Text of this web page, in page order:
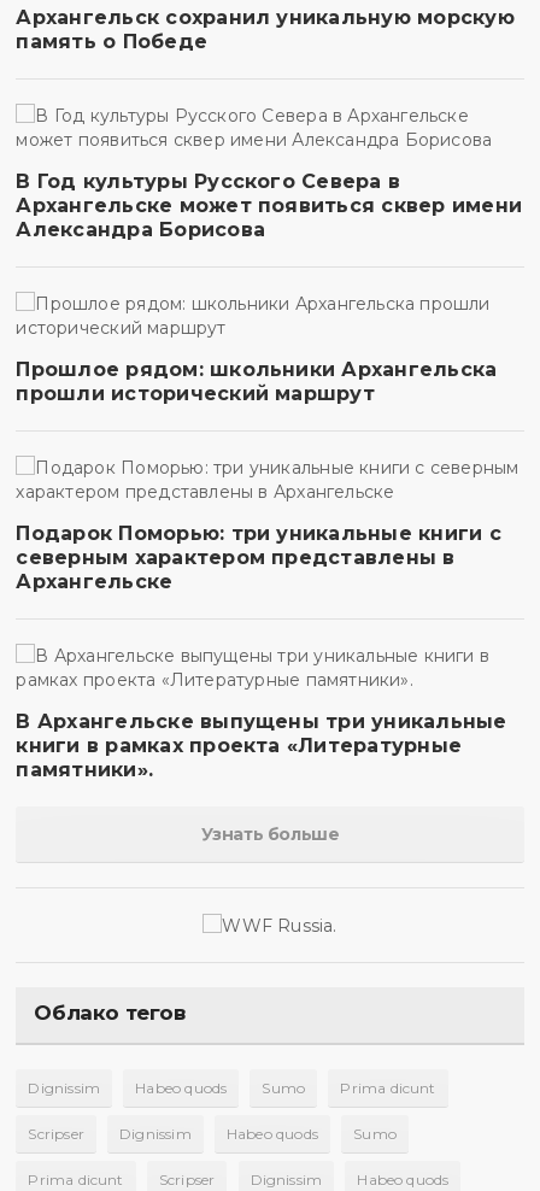
Архангельск сохранил уникальную морскую
память о Победе
В Год культуры Русского Севера в
Архангельске может появиться сквер имени
Александра Борисова
Прошлое рядом: школьники Архангельска
прошли исторический маршрут
Подарок Поморью: три уникальные книги с
северным характером представлены в
Архангельске
В Архангельске выпущены три уникальные
книги в рамках проекта «Литературные
памятники».
Узнать больше
Облако тегов
Dignissim Habeo quods Sumo Prima dicunt
Scripser Dignissim Habeo quods Sumo
Prima dicunt Scripser Dignissim Habeo quods